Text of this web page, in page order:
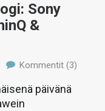
Sony
&
Kommentit (3)
päivänä